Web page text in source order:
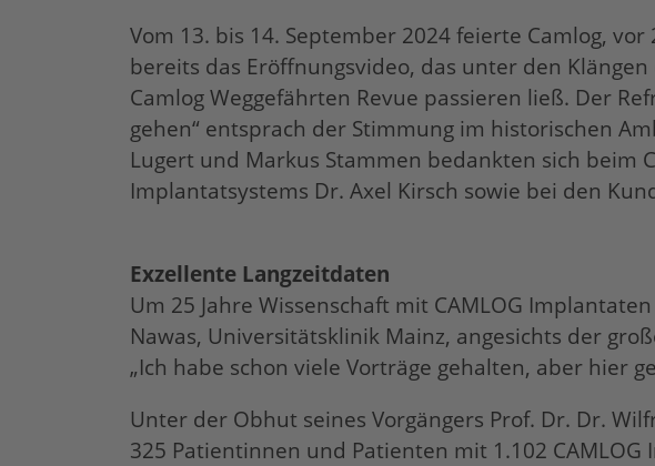
Vom 13. bis 14. September 2024 feierte Camlog,
bereits das Eröffnungsvideo, das unter den Klängen
Camlog Weggefährten Revue passieren ließ. Der
gehen“ entsprach der Stimmung im historischen
Lugert und Markus Stammen bedankten sich beim
Implantatsystems Dr. Axel Kirsch sowie bei den
Exzellente Langzeitdaten
Um 25 Jahre Wissenschaft mit CAMLOG
Nawas, Universitätsklinik Mainz, angesichts der
„Ich habe schon viele Vorträge gehalten, aber hier
Unter der Obhut seines Vorgängers Prof. Dr. Dr.
325 Patientinnen und Patienten mit 1.102